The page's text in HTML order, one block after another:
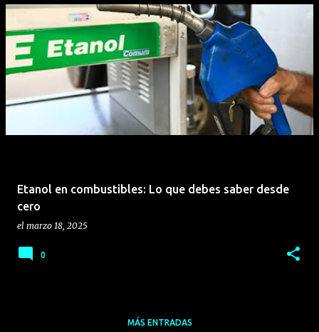
Etanol en combustibles: Lo que debes saber desde
cero
el marzo 18, 2025
0
MÁS ENTRADAS